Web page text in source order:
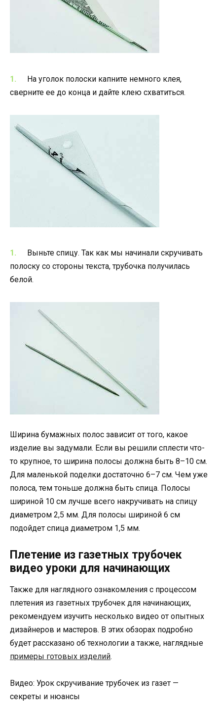
На уголок полоски капните немного клея,
сверните ее до конца и дайте клею схватиться.
Выньте спицу. Так как мы начинали скручивать
полоску со стороны текста, трубочка получилась
белой.
Ширина бумажных полос зависит от того, какое
изделие вы задумали. Если вы решили сплести что-
то крупное, то ширина полосы должна быть 8–10 см.
Для маленькой поделки достаточно 6–7 см. Чем уже
полоса, тем тоньше должна быть спица. Полосы
шириной 10 см лучше всего накручивать на спицу
диаметром 2,5 мм. Для полосы шириной 6 см
подойдет спица диаметром 1,5 мм.
Плетение из газетных трубочек
видео уроки для начинающих
Также для наглядного ознакомления с процессом
плетения из газетных трубочек для начинающих,
рекомендуем изучить несколько видео от опытных
дизайнеров и мастеров. В этих обзорах подробно
будет рассказано об технологии а также, наглядные
примеры готовых изделий.
Видео: Урок скручивание трубочек из газет —
секреты и нюансы